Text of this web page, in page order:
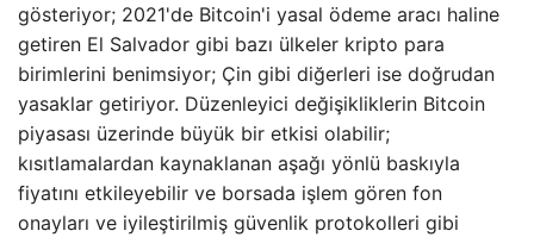
gösteriyor; 2021'de Bitcoin'i yasal ödeme aracı haline
getiren El Salvador gibi bazı ülkeler kripto para
birimlerini benimsiyor; Çin gibi diğerleri ise doğrudan
yasaklar getiriyor. Düzenleyici değişikliklerin Bitcoin
piyasası üzerinde büyük bir etkisi olabilir;
kısıtlamalardan kaynaklanan aşağı yönlü baskıyla
fiyatını etkileyebilir ve borsada işlem gören fon
onayları ve iyileştirilmiş güvenlik protokolleri gibi